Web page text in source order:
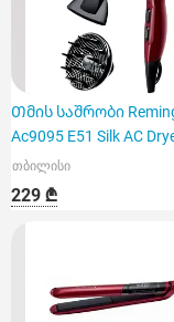
Თმის საშრობი
Ac9095 E51 Silk AC
თბილისი
229 ₾